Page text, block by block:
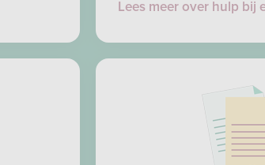
Lees meer over hulp bij